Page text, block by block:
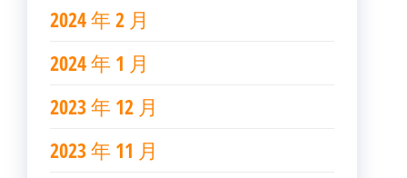
2024 年 2 月
2024 年 1 月
2023 年 12 月
2023 年 11 月